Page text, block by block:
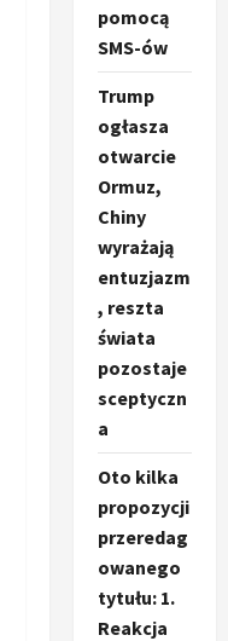
pomocą
SMS-ów
Trump
ogłasza
otwarcie
Ormuz,
Chiny
wyrażają
entuzjazm
, reszta
świata
pozostaje
sceptyczn
a
Oto kilka
propozycji
przeredag
owanego
tytułu: 1.
Reakcja